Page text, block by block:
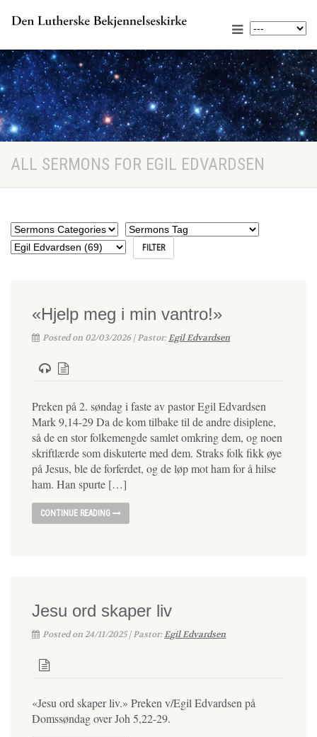
ALL SERMONS FOR EGIL EDVARDSEN
«Hjelp meg i min vantro!»
Posted on 02/03/2026 | Pastor:Egil Edvardsen
Preken på 2. søndag i faste av pastor Egil Edvardsen
Mark 9,14-29 Da de kom tilbake til de andre disiplene,
så de en stor folkemengde samlet omkring dem, og noen
skriftlærde som diskuterte med dem. Straks folk fikk øye
på Jesus, ble de forferdet, og de løp mot ham for å hilse
ham. Han spurte […]
CONTINUE READING
Jesu ord skaper liv
Posted on 24/11/2025 | Pastor:Egil Edvardsen
«Jesu ord skaper liv.» Preken v/Egil Edvardsen på
Domssøndag over Joh 5,22-29.